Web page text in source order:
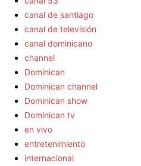
canal de santiago
canal de televisión
canal dominicano
channel
Dominican
Dominican channel
Dominican show
Dominican tv
en vivo
entretenimiento
internacional